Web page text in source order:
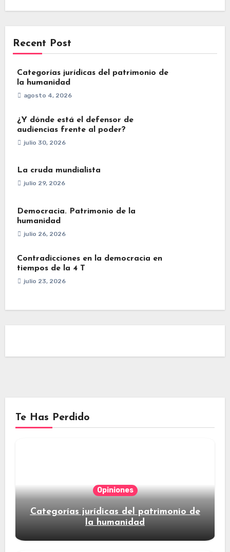
Recent Post
Categorías jurídicas del patrimonio de
la humanidad
agosto 4, 2026
¿Y dónde está el defensor de
audiencias frente al poder?
julio 30, 2026
La cruda mundialista
julio 29, 2026
Democracia. Patrimonio de la
humanidad
julio 26, 2026
Contradicciones en la democracia en
tiempos de la 4 T
julio 23, 2026
Te Has Perdido
Opiniones
Categorías jurídicas del patrimonio de
la humanidad